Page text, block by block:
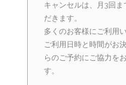
キャンセルは、月3回ま
だきます。
多くのお客様にご利用
ご利用日時と時間がお
らのご予約にご協力を
す。